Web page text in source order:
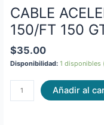
CABLE
150/FT 150
$35.00
Disponibilidad: 1 disponibles
Añadir al